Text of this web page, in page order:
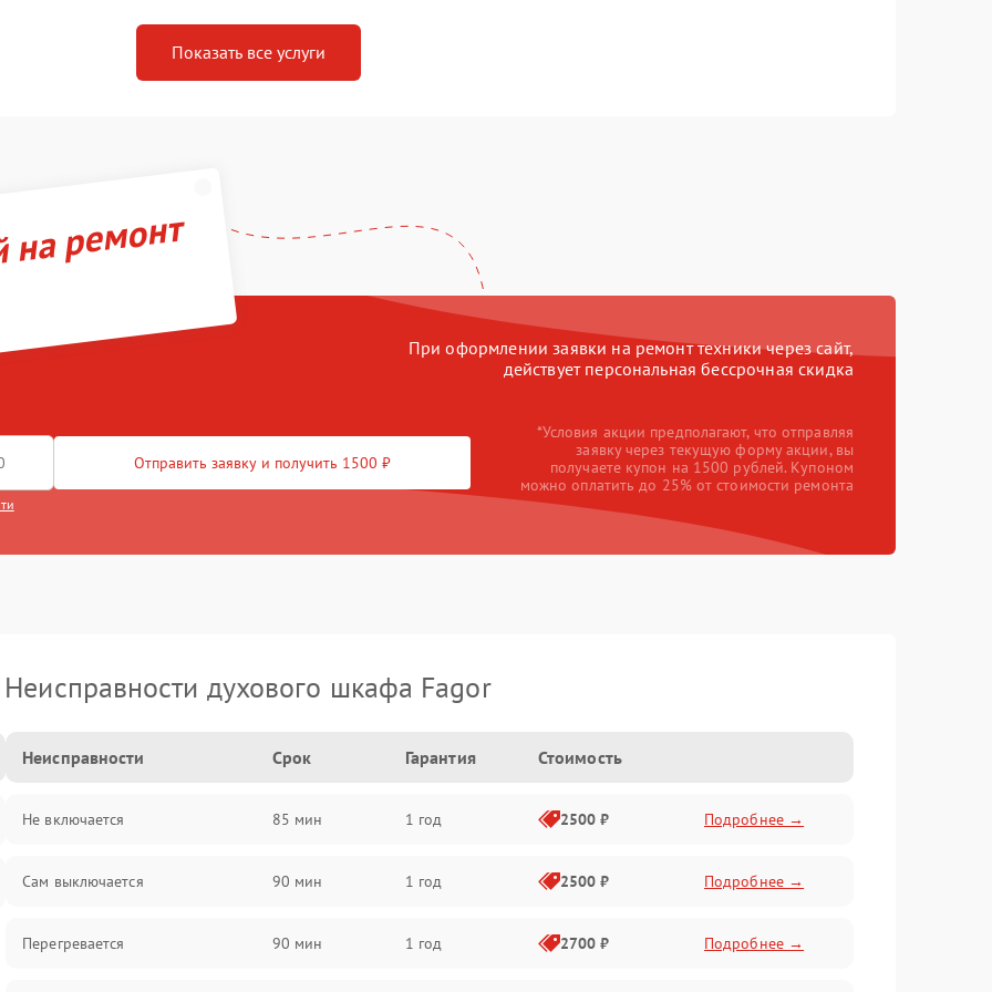
Показать все услуги
ремонт
При оформлении заявки на ремонт техники через сайт,
действует персональная бессрочная скидка
Отправить заявку и получить 1500 ₽
*Условия акции предполагают, что отправляя
заявку через текущую форму акции, вы
получаете купон на 1500 рублей. Купоном
можно оплатить до 25% от стоимости ремонта
Неисправности духового шкафа Fagor
Неисправности Срок Гарантия Стоимость
Не включается 85 мин 1 год 2500 ₽ Подробнее →
Сам выключается 90 мин 1 год 2500 ₽ Подробнее →
Перегревается 90 мин 1 год 2700 ₽ Подробнее →